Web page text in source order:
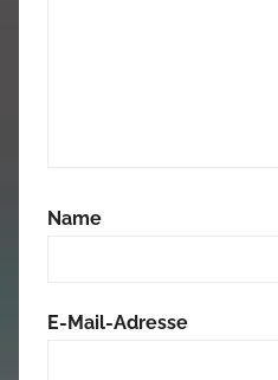
Name
E-Mail-Adresse